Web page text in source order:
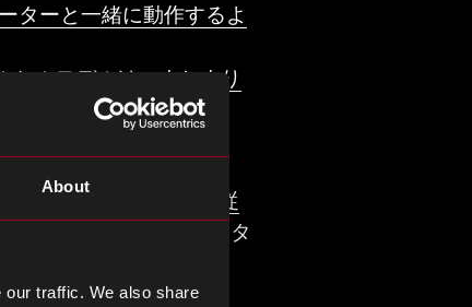
About
traffic. We also share
ターと一緒に動作するよ
セルモデルは、まとまり
ーンを必要とします
ます。医療業界は、従
据えると、
<スパンスタ
リケーションが増